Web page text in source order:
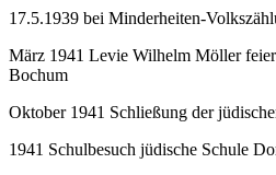
17.5.1939 bei Minderheiten-
März 1941 Levie Wilhelm Möller
Bochum
Oktober 1941 Schließung der
1941 Schulbesuch jüdische Schule